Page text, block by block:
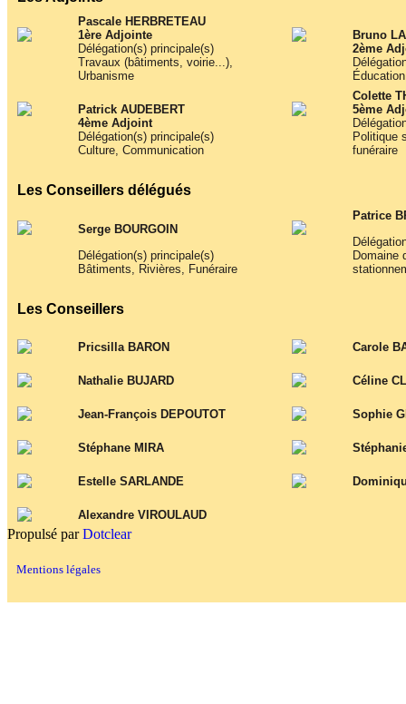
Affiches 2024-2025
Pascale HERBRETEAU
1ère Adjointe
Délégation(s) principale(s)
Travaux (bâtiments, voirie...),
Urbanisme
Bruno
2ème
Patrick AUDEBERT
4ème Adjoint
Délégation(s) principale(s)
Culture, Communication
Colette
5ème
Politique
funéraire
Les Conseillers délégués
Serge BOURGOIN
Délégation(s) principale(s)
Bâtiments, Rivières, Funéraire
Patrice
Domaine
Les Conseillers
Pricsilla BARON Carole
Nathalie BUJARD Céline
Jean-François DEPOUTOT Sophie
Stéphane MIRA
Estelle SARLANDE
Alexandre VIROULAUD
Propulsé parDotclear
Mentions légales